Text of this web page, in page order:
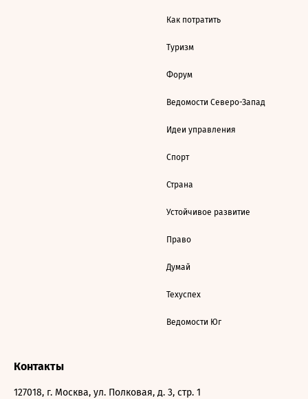
Как потратить
Туризм
Форум
Ведомости Северо-Запад
Идеи управления
Спорт
Страна
Устойчивое развитие
Право
Думай
Техуспех
Ведомости Юг
Контакты
127018, г. Москва, ул. Полковая, д. 3, стр. 1